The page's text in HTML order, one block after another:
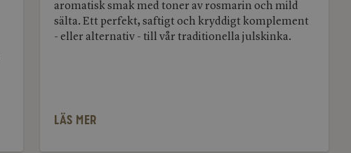
aromatisk smak med toner av rosmarin och mild
sälta. Ett perfekt, saftigt och kryddigt komplement
- eller alternativ - till vår traditionella julskinka.
LÄS MER